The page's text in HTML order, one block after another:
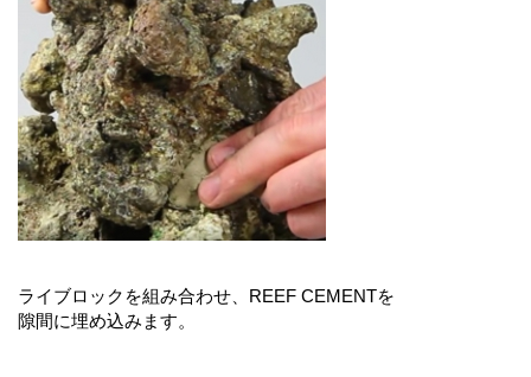
ライブロックを組み合わせ、REEF CEMENTを
隙間に埋め込みます。